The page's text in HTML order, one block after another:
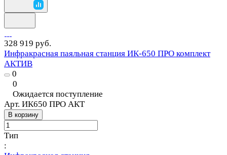
328 919 руб.
Инфракрасная паяльная станция ИК-650 ПРО комплект
АКТИВ
0
0
Ожидается поступление
Арт. ИК650 ПРО АКТ
В корзину
Тип
: